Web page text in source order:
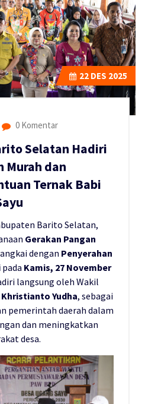
22 DES 2025
0 Komentar
Selatan Hadiri
Murah dan
Ternak Babi
Barito Selatan,
Gerakan Pangan
dengan Penyerahan
pada Kamis, 27 November
langsung oleh Wakil
Khristianto Yudha, sebagai
pemerintah daerah dalam
dan meningkatkan
desa.